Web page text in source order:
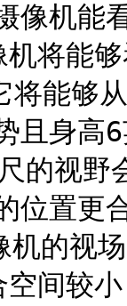
像机能
将能
能够
且身高
的视野
位置更
视场
空间较